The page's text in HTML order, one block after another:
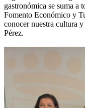
gastronómica se suma a
Fomento Económico y
conocer nuestra cultura
Pérez.